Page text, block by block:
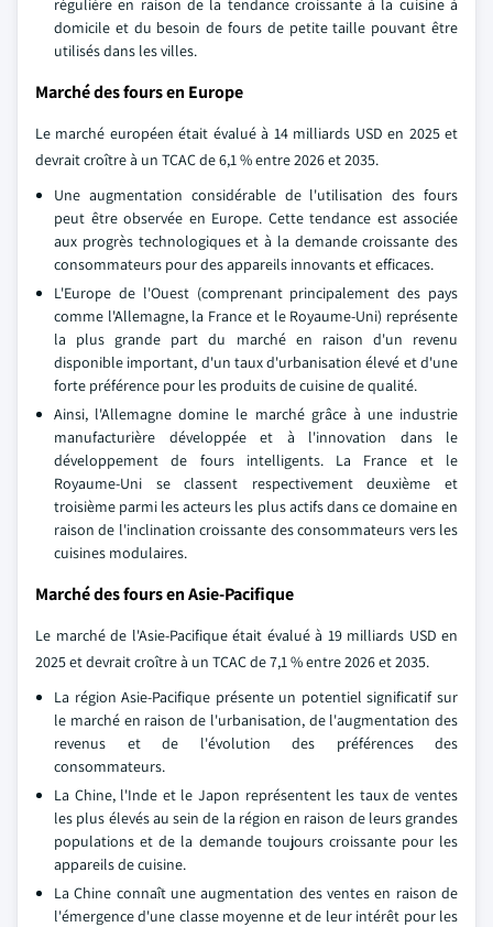
domicile et du besoin de fours de petite taille pouvant être
utilisés dans les villes.
Marché des fours en Europe
Le marché européen était évalué à 14 milliards USD en 2025 et
devrait croître à un TCAC de 6,1 % entre 2026 et 2035.
Une augmentation considérable de l'utilisation des fours
peut être observée en Europe. Cette tendance est associée
aux progrès technologiques et à la demande croissante des
consommateurs pour des appareils innovants et efficaces.
L'Europe de l'Ouest (comprenant principalement des pays
comme l'Allemagne, la France et le Royaume-Uni) représente
la plus grande part du marché en raison d'un revenu
disponible important, d'un taux d'urbanisation élevé et d'une
forte préférence pour les produits de cuisine de qualité.
Ainsi, l'Allemagne domine le marché grâce à une industrie
manufacturière développée et à l'innovation dans le
développement de fours intelligents. La France et le
Royaume-Uni se classent respectivement deuxième et
troisième parmi les acteurs les plus actifs dans ce domaine en
raison de l'inclination croissante des consommateurs vers les
cuisines modulaires.
Marché des fours en Asie-Pacifique
Le marché de l'Asie-Pacifique était évalué à 19 milliards USD en
2025 et devrait croître à un TCAC de 7,1 % entre 2026 et 2035.
La région Asie-Pacifique présente un potentiel significatif sur
le marché en raison de l'urbanisation, de l'augmentation des
revenus et de l'évolution des préférences des
consommateurs.
La Chine, l'Inde et le Japon représentent les taux de ventes
les plus élevés au sein de la région en raison de leurs grandes
populations et de la demande toujours croissante pour les
appareils de cuisine.
La Chine connaît une augmentation des ventes en raison de
l'émergence d'une classe moyenne et de leur intérêt pour les